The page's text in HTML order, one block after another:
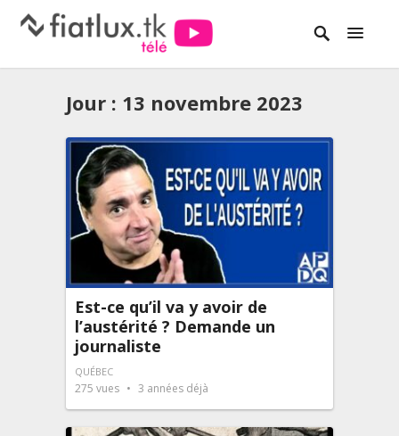
Jour : 13 novembre 2023
Est-ce qu’il va y avoir de
l’austérité ? Demande un
journaliste
QUÉBEC
275 vues 3 années déjà